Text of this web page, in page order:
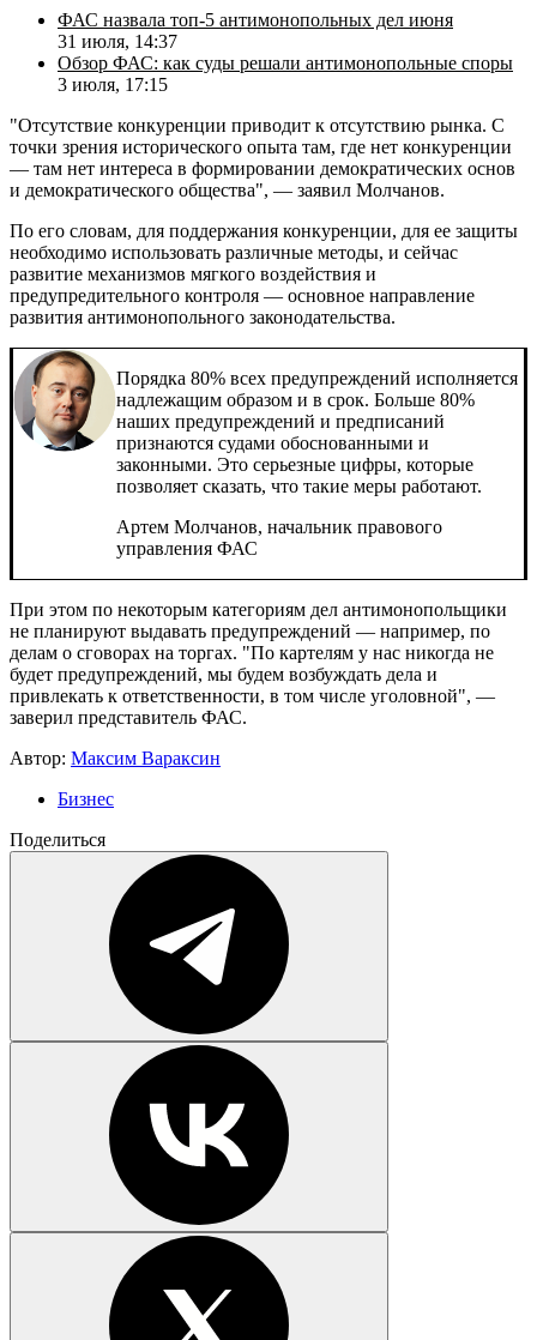
ФАС назвала топ-5 антимонопольных дел июня
31 июля, 14:37
Обзор ФАС: как суды решали антимонопольные споры
3 июля, 17:15
"Отсутствие конкуренции приводит к отсутствию рынка. С
точки зрения исторического опыта там, где нет конкуренции
— там нет интереса в формировании демократических основ
и демократического общества", — заявил Молчанов.
По его словам, для поддержания конкуренции, для ее защиты
необходимо использовать различные методы, и сейчас
развитие механизмов мягкого воздействия и
предупредительного контроля — основное направление
развития антимонопольного законодательства.
Порядка 80% всех предупреждений исполняется
надлежащим образом и в срок. Больше 80%
наших предупреждений и предписаний
признаются судами обоснованными и
законными. Это серьезные цифры, которые
позволяет сказать, что такие меры работают.
Артем Молчанов, начальник правового
управления ФАС
При этом по некоторым категориям дел антимонопольщики
не планируют выдавать предупреждений — например, по
делам о сговорах на торгах. "По картелям у нас никогда не
будет предупреждений, мы будем возбуждать дела и
привлекать к ответственности, в том числе уголовной", —
заверил представитель ФАС.
Автор: Максим Вараксин
Бизнес
Поделиться